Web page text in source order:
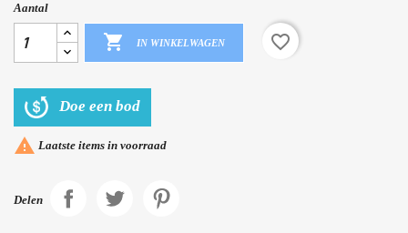
Aantal
 IN WINKELWAGEN favorite_border
Doe een bod
 Laatste items in voorraad
Delen